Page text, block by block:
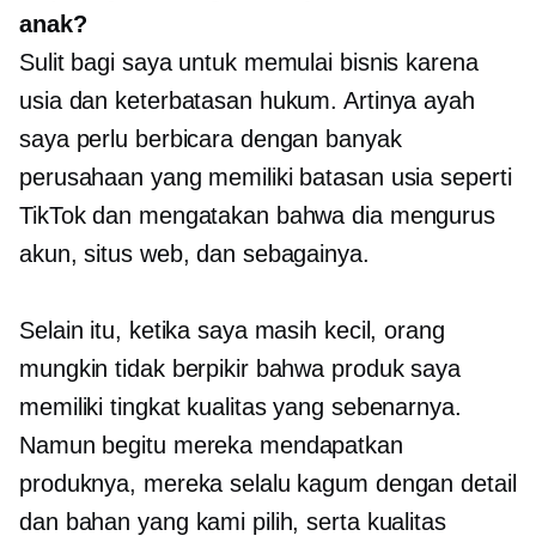
anak?
Sulit bagi saya untuk memulai bisnis karena
usia dan keterbatasan hukum. Artinya ayah
saya perlu berbicara dengan banyak
perusahaan yang memiliki batasan usia seperti
TikTok dan mengatakan bahwa dia mengurus
akun, situs web, dan sebagainya.
Selain itu, ketika saya masih kecil, orang
mungkin tidak berpikir bahwa produk saya
memiliki tingkat kualitas yang sebenarnya.
Namun begitu mereka mendapatkan
produknya, mereka selalu kagum dengan detail
dan bahan yang kami pilih, serta kualitas